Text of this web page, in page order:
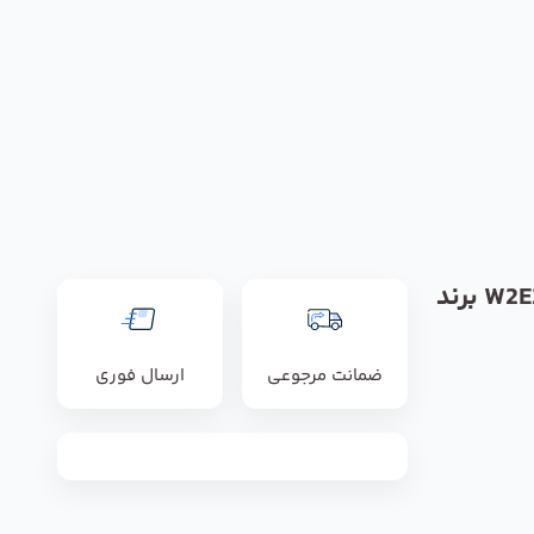
فن مدل W2E200-HK38-01 برند
ضمانت مرجوعی ارسال فوری